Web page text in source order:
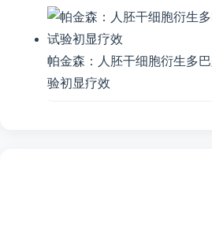
帕金森：人胚干细胞衍生多
验初显疗效